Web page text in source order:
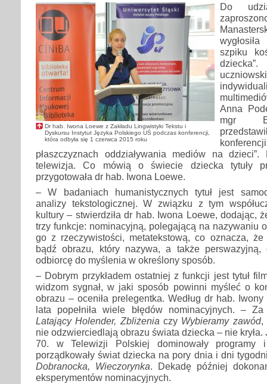
Dr hab. Iwona Loewe z Zakładu Lingwistyki Tekstu i
Dyskursu Instytut Języka Polskiego UŚ podczas konferencji,
która odbyła się 1 czerwca 2015 roku
Do
szpiku
Anna
mgr
płaszczyznach oddziaływania mediów na
telewizja. Co mówią o świecie dziecka tytuły
przygotowała dr hab. Iwona Loewe.
– W badaniach humanistycznych tytuł jest
analizy tekstologicznej. W związku z tym
kultury – stwierdziła dr hab. Iwona Loewe, dodając,
trzy funkcje: nominacyjną, polegającą na nazywaniu
go z rzeczywistości, metatekstową, co oznacza, że
bądź obrazu, który nazywa, a także perswazyjną,
odbiorcę do myślenia w określony sposób.
– Dobrym przykładem ostatniej z funkcji jest tytuł
widzom sygnał, w jaki sposób powinni myśleć o
obrazu – oceniła prelegentka. Według dr hab.
lata popełniła wiele błędów nominacyjnych. –
Latający Holender, Zbliżenia czy Wybieramy zawód,
nie odzwierciedlają obrazu świata dziecka – nie kryła.
70. w Telewizji Polskiej dominowały programy
porządkowały świat dziecka na pory dnia i dni
Dobranocka, Wieczorynka. Dekadę później
eksperymentów nominacyjnych.